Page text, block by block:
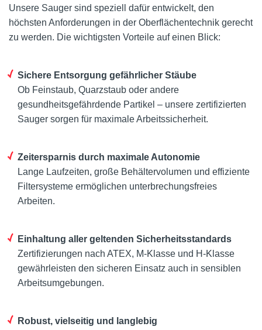
Unsere Sauger sind speziell dafür entwickelt, den
höchsten Anforderungen in der Oberflächentechnik gerecht
zu werden. Die wichtigsten Vorteile auf einen Blick:
Sichere Entsorgung gefährlicher Stäube
Ob Feinstaub, Quarzstaub oder andere
gesundheitsgefährdende Partikel – unsere zertifizierten
Sauger sorgen für maximale Arbeitssicherheit.
Zeitersparnis durch maximale Autonomie
Lange Laufzeiten, große Behältervolumen und effiziente
Filtersysteme ermöglichen unterbrechungsfreies
Arbeiten.
Einhaltung aller geltenden Sicherheitsstandards
Zertifizierungen nach ATEX, M-Klasse und H-Klasse
gewährleisten den sicheren Einsatz auch in sensiblen
Arbeitsumgebungen.
Robust, vielseitig und langlebig